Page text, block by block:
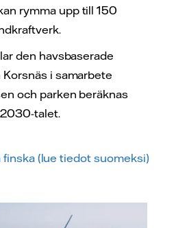
rymma upp till 150
den havsbaserade
i samarbete
och parken beräknas
talet.
(lue tiedot suomeksi)